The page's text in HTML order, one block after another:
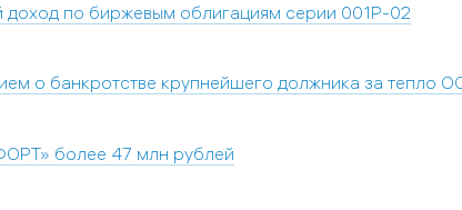
по биржевым облигациям серии 001Р-02
о банкротстве крупнейшего должника за тепло
более 47 млн рублей